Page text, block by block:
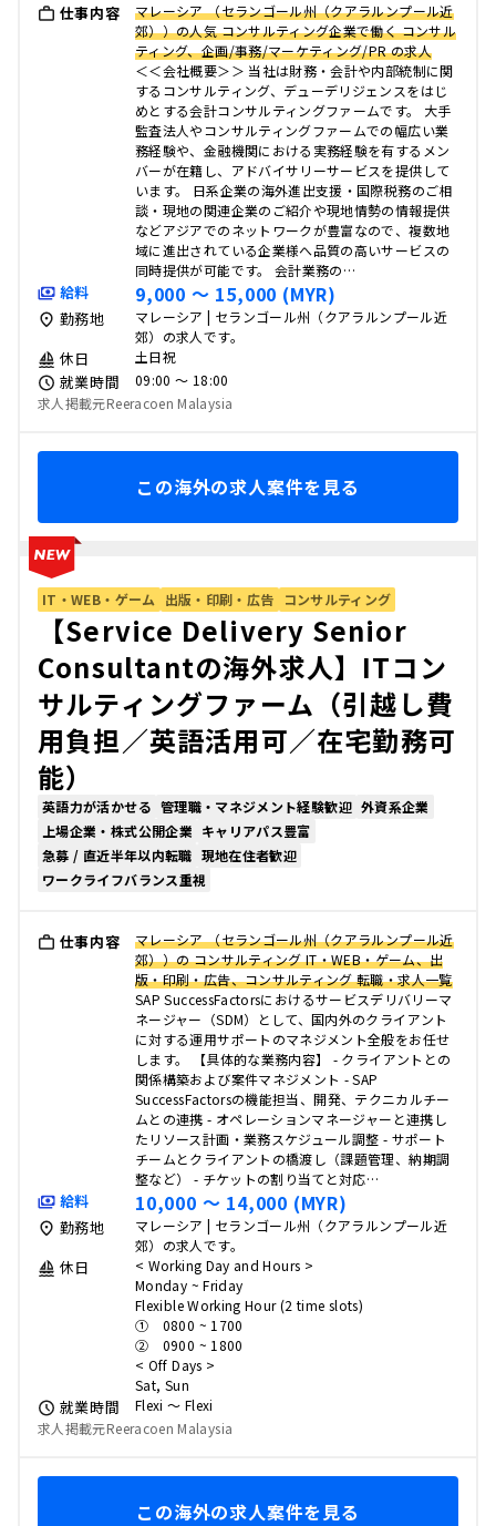
仕事内容
マレーシア （セランゴール州（クアラルンプール近
郊））の人気 コンサルティング企業で働く コンサル
ティング、企画/事務/マーケティング/PR の求人
＜＜会社概要＞＞ 当社は財務・会計や内部統制に関
するコンサルティング、デューデリジェンスをはじ
めとする会計コンサルティングファームです。 大手
監査法人やコンサルティングファームでの幅広い業
務経験や、金融機関における実務経験を有するメン
バーが在籍し、アドバイサリーサービスを提供して
います。 日系企業の海外進出支援・国際税務のご相
談・現地の関連企業のご紹介や現地情勢の情報提供
などアジアでのネットワークが豊富なので、複数地
域に進出されている企業様へ品質の高いサービスの
同時提供が可能です。 会計業務の…
給料 9,000 〜 15,000 (MYR)
勤務地
マレーシア | セランゴール州（クアラルンプール近
郊）の求人です。
休日 土日祝
就業時間
09:00 〜 18:00
求人掲載元Reeracoen Malaysia
この海外の求人案件を見る
IT・WEB・ゲーム 出版・印刷・広告 コンサルティング
【Service Delivery Senior
Consultantの海外求人】ITコン
サルティングファーム（引越し費
用負担／英語活用可／在宅勤務可
能）
英語力が活かせる 管理職・マネジメント経験歓迎 外資系企業
上場企業・株式公開企業 キャリアパス豊富
急募 / 直近半年以内転職 現地在住者歓迎
ワークライフバランス重視
仕事内容
マレーシア （セランゴール州（クアラルンプール近
郊））の コンサルティング IT・WEB・ゲーム、出
版・印刷・広告、コンサルティング 転職・求人一覧
SAP SuccessFactorsにおけるサービスデリバリーマ
ネージャー（SDM）として、国内外のクライアント
に対する運用サポートのマネジメント全般をお任せ
します。 【具体的な業務内容】 - クライアントとの
関係構築および案件マネジメント - SAP
SuccessFactorsの機能担当、開発、テクニカルチー
ムとの連携 - オペレーションマネージャーと連携し
たリソース計画・業務スケジュール調整 - サポート
チームとクライアントの橋渡し（課題管理、納期調
整など） - チケットの割り当てと対応…
給料 10,000 〜 14,000 (MYR)
勤務地
マレーシア | セランゴール州（クアラルンプール近
郊）の求人です。
休日
< Working Day and Hours >
Monday ~ Friday
Flexible Working Hour (2 time slots)
① 0800 ~ 1700
② 0900 ~ 1800
< Off Days >
Sat, Sun
就業時間
Flexi 〜 Flexi
求人掲載元Reeracoen Malaysia
この海外の求人案件を見る